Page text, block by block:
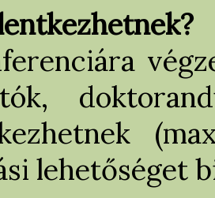
lehetőséget